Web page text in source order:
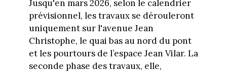
Jusqu'en mars 2026, selon le calendrier
prévisionnel, les travaux se dérouleront
uniquement sur l'avenue Jean
Christophe, le quai bas au nord du pont
et les pourtours de l’espace Jean Vilar. La
seconde phase des travaux, elle,